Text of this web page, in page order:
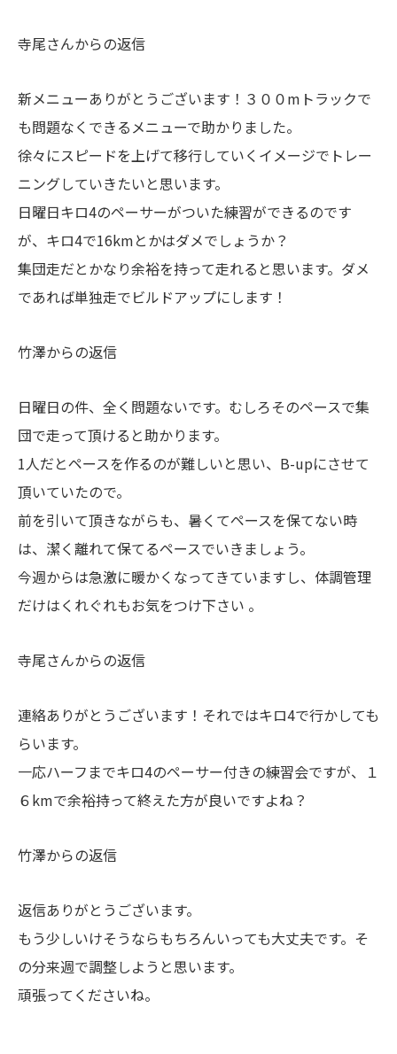
寺尾さんからの返信
新メニューありがとうございます！３００mトラックで
も問題なくできるメニューで助かりました。
徐々にスピードを上げて移行していくイメージでトレー
ニングしていきたいと思います。
日曜日キロ4のペーサーがついた練習ができるのです
が、キロ4で16kmとかはダメでしょうか？
集団走だとかなり余裕を持って走れると思います。ダメ
であれば単独走でビルドアップにします！
竹澤からの返信
日曜日の件、全く問題ないです。むしろそのペースで集
団で走って頂けると助かります。
1人だとペースを作るのが難しいと思い、B-upにさせて
頂いていたので。
前を引いて頂きながらも、暑くてペースを保てない時
は、潔く離れて保てるペースでいきましょう。
今週からは急激に暖かくなってきていますし、体調管理
だけはくれぐれもお気をつけ下さい ‍。
寺尾さんからの返信
連絡ありがとうございます！それではキロ4で行かしても
らいます。
一応ハーフまでキロ4のペーサー付きの練習会ですが、１
６kmで余裕持って終えた方が良いですよね？
竹澤からの返信
返信ありがとうございます。
もう少しいけそうならもちろんいっても大丈夫です。そ
の分来週で調整しようと思います。
頑張ってくださいね。